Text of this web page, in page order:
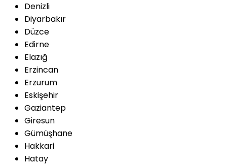
Denizli
Diyarbakır
Düzce
Edirne
Elazığ
Erzincan
Erzurum
Eskişehir
Gaziantep
Giresun
Gümüşhane
Hakkari
Hatay